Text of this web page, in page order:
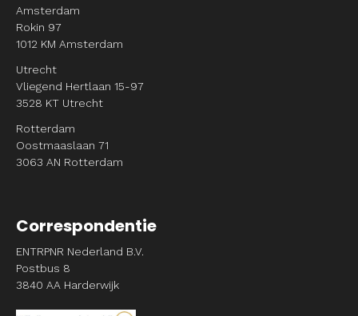
Amsterdam
Rokin 97
1012 KM Amsterdam
Utrecht
Vliegend Hertlaan 15-97
3528 KT Utrecht
Rotterdam
Oostmaaslaan 71
3063 AN Rotterdam
Correspondentie
ENTRPNR Nederland B.V.
Postbus 8
3840 AA Harderwijk